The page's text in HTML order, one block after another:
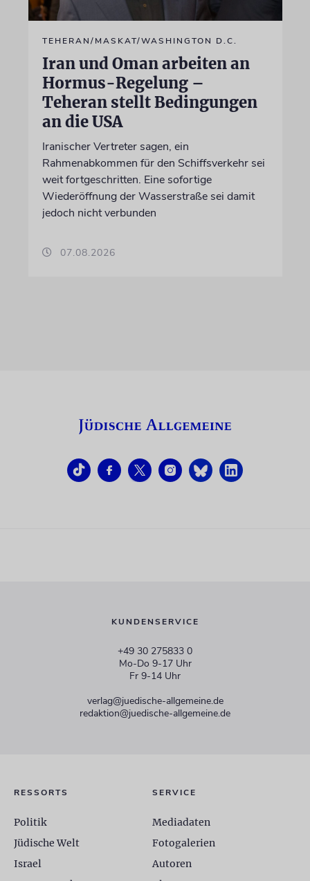
TEHERAN/MASKAT/WASHINGTON D.C.
Iran und Oman arbeiten an
Hormus-Regelung –
Teheran stellt Bedingungen
an die USA
Iranischer Vertreter sagen, ein
Rahmenabkommen für den Schiffsverkehr sei
weit fortgeschritten. Eine sofortige
Wiederöffnung der Wasserstraße sei damit
jedoch nicht verbunden
07.08.2026
KUNDENSERVICE
+49 30 275833 0
Mo-Do 9-17 Uhr
Fr 9-14 Uhr
verlag@juedische-allgemeine.de
redaktion@juedische-allgemeine.de
RESSORTS
Politik
Jüdische Welt
Israel
SERVICE
Mediadaten
Fotogalerien
Autoren